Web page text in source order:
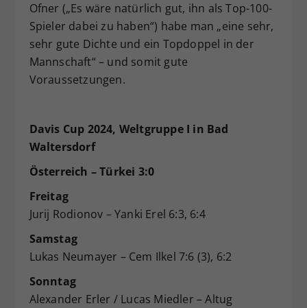
Ofner („Es wäre natürlich gut, ihn als Top-100-
Spieler dabei zu haben“) habe man „eine sehr,
sehr gute Dichte und ein Topdoppel in der
Mannschaft“ – und somit gute
Voraussetzungen.
Davis Cup 2024, Weltgruppe I in Bad
Waltersdorf
Österreich – Türkei 3:0
Freitag
Jurij Rodionov – Yanki Erel 6:3, 6:4
Samstag
Lukas Neumayer – Cem Ilkel 7:6 (3), 6:2
Sonntag
Alexander Erler / Lucas Miedler – Altug